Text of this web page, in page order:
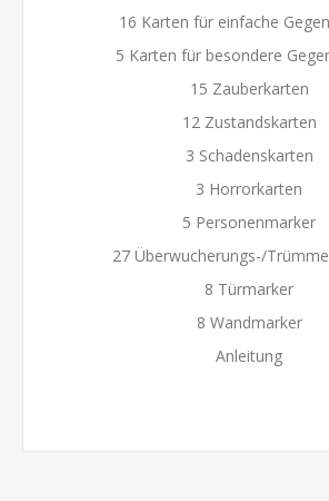
16 Karten für einfache
5 Karten für besondere
15 Zauberkarten
12 Zustandskarten
3 Schadenskarten
3 Horrorkarten
5 Personenmarker
27 Überwucherungs-/
8 Türmarker
8 Wandmarker
Anleitung